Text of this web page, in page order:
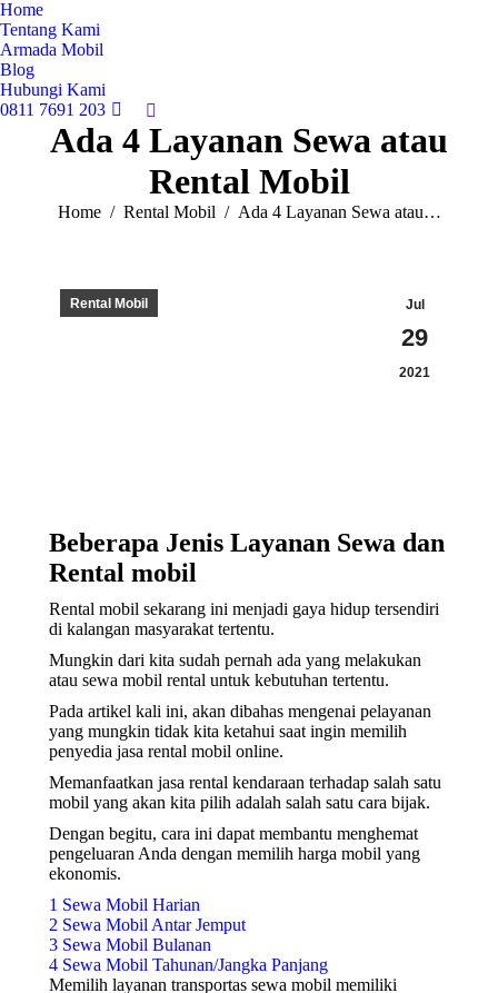
Home
Tentang Kami
Armada Mobil
Blog
Hubungi Kami
0811 7691 203
Search:
Ada 4 Layanan Sewa atau
Rental Mobil
You are here:
Home Rental Mobil Ada 4 Layanan Sewa atau…
Jul
29
2021
Rental Mobil
Beberapa Jenis Layanan Sewa dan
Rental mobil
Rental mobil sekarang ini menjadi gaya hidup tersendiri
di kalangan masyarakat tertentu.
Mungkin dari kita sudah pernah ada yang melakukan
atau sewa mobil rental untuk kebutuhan tertentu.
Pada artikel kali ini, akan dibahas mengenai pelayanan
yang mungkin tidak kita ketahui saat ingin memilih
penyedia jasa rental mobil online.
Memanfaatkan jasa rental kendaraan terhadap salah satu
mobil yang akan kita pilih adalah salah satu cara bijak.
Dengan begitu, cara ini dapat membantu menghemat
pengeluaran Anda dengan memilih harga mobil yang
ekonomis.
1 Sewa Mobil Harian
2 Sewa Mobil Antar Jemput
3 Sewa Mobil Bulanan
4 Sewa Mobil Tahunan/Jangka Panjang
Memilih layanan transportas sewa mobil memiliki